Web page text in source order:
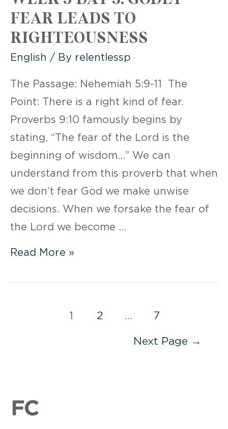
FEAR LEADS TO
RIGHTEOUSNESS
English / By relentlessp
The Passage: Nehemiah 5:9-11 The
Point: There is a right kind of fear.
Proverbs 9:10 famously begins by
stating, “The fear of the Lord is the
beginning of wisdom…” We can
understand from this proverb that when
we don’t fear God we make unwise
decisions. When we forsake the fear of
the Lord we become …
WEEK
Read More »
1 2 …
7
Next Page →